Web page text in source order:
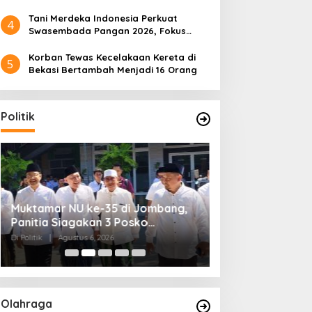
4
Tani Merdeka Indonesia Perkuat
Swasembada Pangan 2026, Fokus
5
Korban Tewas Kecelakaan Kereta di
Bekasi Bertambah Menjadi 16 Orang
Politik
Muktamar NU ke-35 di Jombang,
Panitia Siagakan 3 Posko
Kesehatan 24 Jam
Di Politik | Agustus 6, 2026
Olahraga